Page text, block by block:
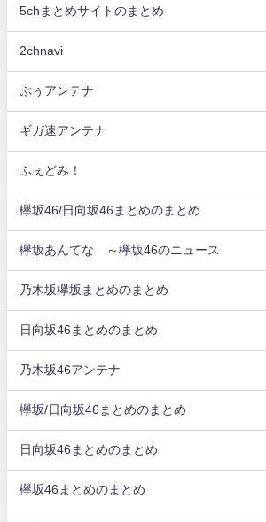
5chまとめサイトのまとめ
2chnavi
ぷぅアンテナ
ギガ速アンテナ
ふぇどみ！
欅坂46/日向坂46まとめのまとめ
欅坂あんてな ～欅坂46のニュース
乃木坂欅坂まとめのまとめ
日向坂46まとめのまとめ
乃木坂46アンテナ
欅坂/日向坂46まとめのまとめ
日向坂46まとめのまとめ
欅坂46まとめのまとめ